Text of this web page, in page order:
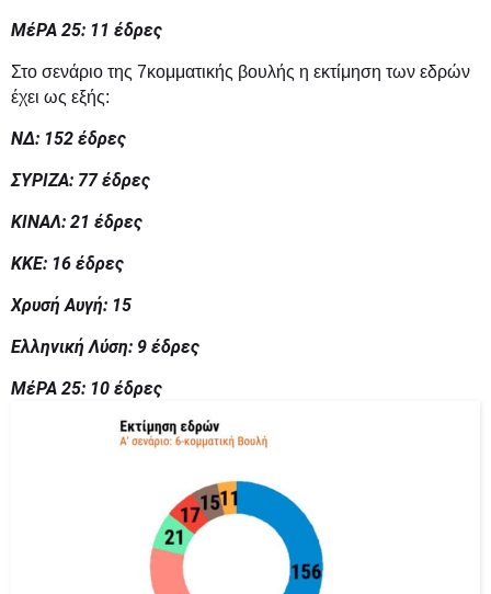
ΜέΡΑ 25: 11 έδρες
Στο σενάριο της 7κομματικής βουλής η εκτίμηση των εδρών
έχει ως εξής:
ΝΔ: 152 έδρες
ΣΥΡΙΖΑ: 77έδρες
ΚΙΝΑΛ: 21 έδρες
ΚΚΕ: 16 έδρες
Χρυσή Αυγή: 15
Ελληνική Λύση: 9 έδρες
ΜέΡΑ 25: 10 έδρες